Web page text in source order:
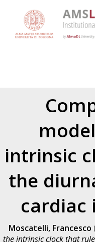
intrinsic
the
cardiac
Moscatelli, Francesco
the intrinsic clock that